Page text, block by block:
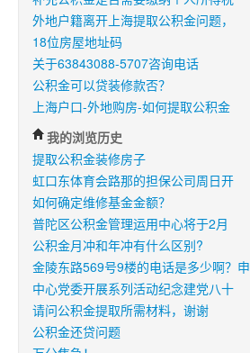
外地户籍离开上海提取公积金问题，
18位房屋地址码
关于63843088-5707咨询电话
公积金可以贷装修款否？
上海户口-外地购房-如何提取公积金
我的浏览历史
提取公积金装修房子
虹口东体育会路那的担保公司周日开
如何确定维修基金金额？
普陀区公积金管理运用中心将于2月
公积金月冲和年冲有什么区别?
金陵东路569号9楼的电话是多少啊？申
中心党委开展系列活动纪念建党八十
请问公积金提取所需材料，谢谢
公积金还贷问题